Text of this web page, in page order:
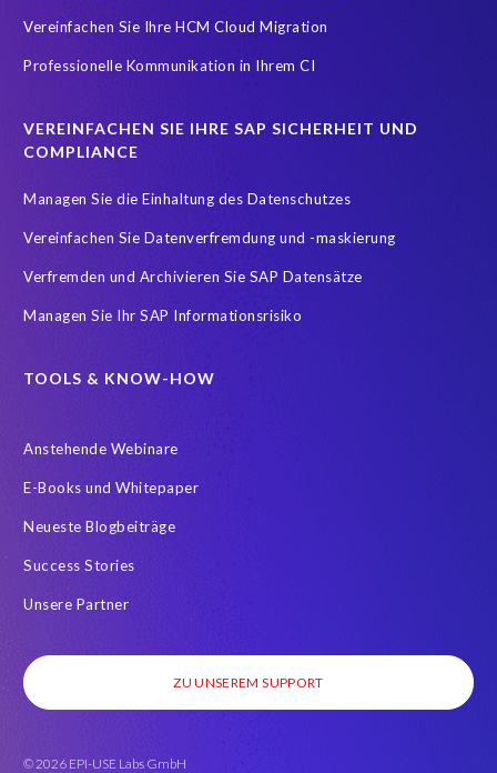
Vereinfachen Sie Ihre HCM Cloud Migration
Professionelle Kommunikation in Ihrem CI
VEREINFACHEN SIE IHRE SAP SICHERHEIT UND
COMPLIANCE
Managen Sie die Einhaltung des Datenschutzes
Vereinfachen Sie Datenverfremdung und -maskierung
Verfremden und Archivieren Sie SAP Datensätze
Managen Sie Ihr SAP Informationsrisiko
TOOLS & KNOW-HOW
Anstehende Webinare
E-Books und Whitepaper
Neueste Blogbeiträge
Success Stories
Unsere Partner
ZU UNSEREM SUPPORT
© 2026 EPI-USE Labs GmbH